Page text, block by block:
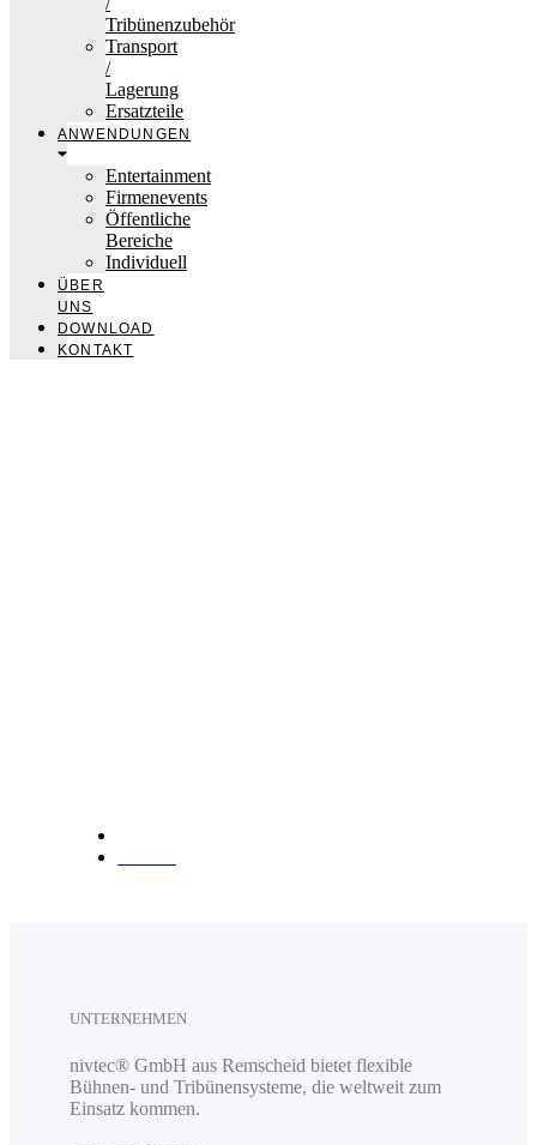
Tribünenzubehör
Transport
/
Lagerung
Ersatzteile
ANWENDUNGEN
Entertainment
Firmenevents
Öffentliche
Bereiche
Individuell
ÜBER
UNS
DOWNLOAD
KONTAKT
UNTERNEHMEN
nivtec® GmbH aus Remscheid bietet flexible
Bühnen- und Tribünensysteme, die weltweit zum
Einsatz kommen.